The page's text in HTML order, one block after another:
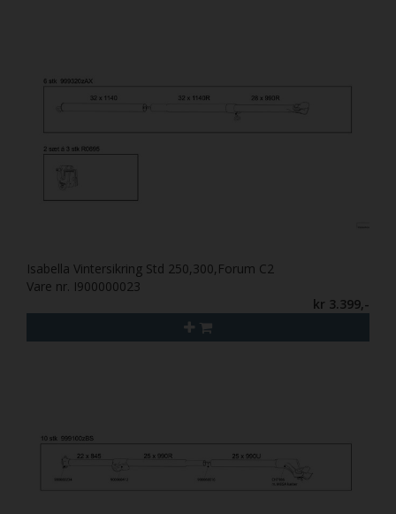
Isabella Vintersikring Std 250,300,Forum C2
Vare nr. I900000023
kr 3.399,-